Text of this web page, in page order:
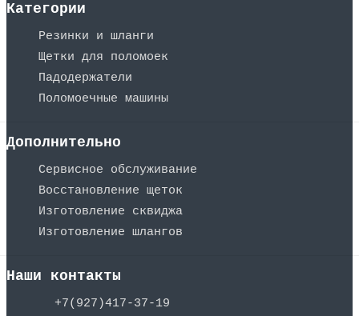
Категории
Резинки и шланги
Щетки для поломоек
Падодержатели
Поломоечные машины
Дополнительно
Сервисное обслуживание
Восстановление щеток
Изготовление сквиджа
Изготовление шлангов
Наши контакты
+7(927)417-37-19